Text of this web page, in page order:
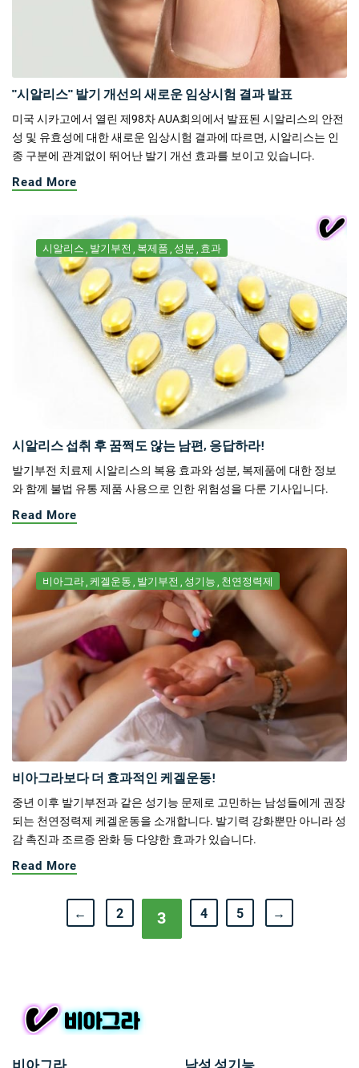
"시알리스" 발기 개선의 새로운 임상시험 결과 발표
미국 시카고에서 열린 제98차 AUA회의에서 발표된 시알리스의 안전
성 및 유효성에 대한 새로운 임상시험 결과에 따르면, 시알리스는 인
종 구분에 관계없이 뛰어난 발기 개선 효과를 보이고 있습니다.
Read More
시알리스 발기부전 복제품 성분 효과
시알리스 섭취 후 꿈쩍도 않는 남편, 응답하라!
발기부전 치료제 시알리스의 복용 효과와 성분, 복제품에 대한 정보
와 함께 불법 유통 제품 사용으로 인한 위험성을 다룬 기사입니다.
Read More
비아그라 케겔운동 발기부전 성기능 천연정력제
비아그라보다 더 효과적인 케겔운동!
중년 이후 발기부전과 같은 성기능 문제로 고민하는 남성들에게 권장
되는 천연정력제 케겔운동을 소개합니다. 발기력 강화뿐만 아니라 성
감 촉진과 조르증 완화 등 다양한 효과가 있습니다.
Read More
← 2 3 4 5 →
비아그라 남성 성기능